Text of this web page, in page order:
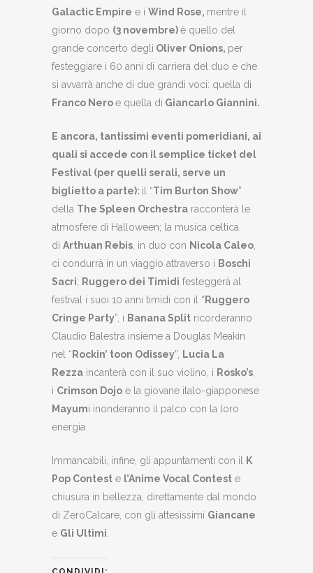
Galactic Empire e i Wind Rose, mentre il
giorno dopo (3 novembre)è quello del
grande concerto degli Oliver Onions, per
festeggiare i 60 anni di carriera del duo e che
si avvarrà anche di due grandi voci: quella di
Franco Neroe quella di Giancarlo Giannini.
E ancora, tantissimi eventi pomeridiani, ai
quali si accede con il semplice ticket del
Festival (per quelli serali, serve un
biglietto a parte): il “Tim Burton Show”
della The Spleen Orchestra racconterà le
atmosfere di Halloween; la musica celtica
di Arthuan Rebis , in duo con Nicola Caleo
ci condurrà in un viaggio attraverso i Boschi
Sacri; Ruggero dei Timidi festeggerà al
festival i suoi 10 anni timidi con il “ Ruggero
Cringe Party”, i Banana Split ricorderanno
Claudio Balestra insieme a Douglas Meakin
nel “ Rockin’ toon Odissey”,
Lucia La
Rezza incanterà con il suo violino, i Rosko’s
i Crimson Dojo e la giovane italo-giapponese
Mayumi inonderanno il palco con la loro
energia.
Immancabili, infine, gli appuntamenti con il
K
Pop Contest e l’Anime Vocal Contest e
chiusura in bellezza, direttamente dal mondo
di ZeroCalcare, con gli attesissimi Giancane
e Gli Ultimi